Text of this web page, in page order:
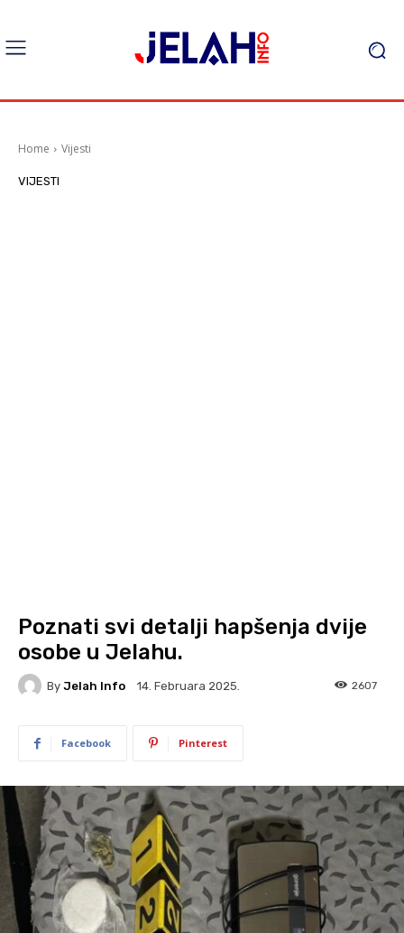
Home Vijesti
VIJESTI
Poznati svi detalji hapšenja dvije
osobe u Jelahu.
By Jelah Info 14. Februara 2025. 2607
Facebook Pinterest